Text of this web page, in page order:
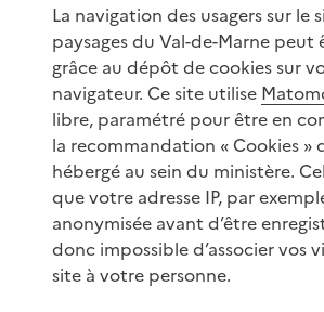
La navigation des usagers sur le
paysages du Val-de-Marne peut
grâce au dépôt de cookies sur
navigateur. Ce site utilise
libre, paramétré pour être en
la recommandation « Cookies »
hébergé au sein du ministère.
que votre adresse IP, par
anonymisée avant d’être
donc impossible d’associer vos
site à votre personne.